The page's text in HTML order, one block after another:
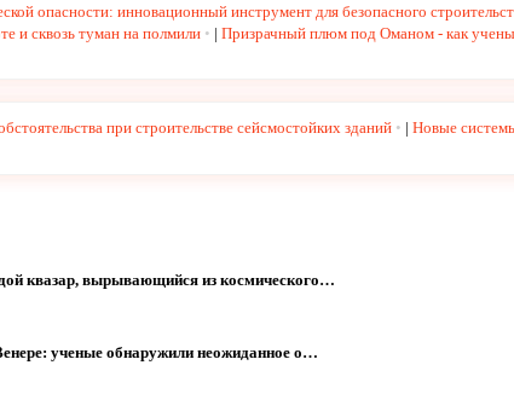
опасности: инновационный инструмент для безопасного
и сквозь туман на полмили
| Призрачный плюм под Оманом - как
при строительстве сейсмостойких зданий | Новые
квазар, вырывающийся из космического…
ученые обнаружили неожиданное о…